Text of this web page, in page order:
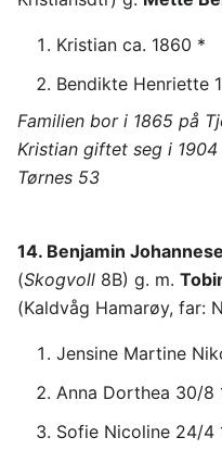
Kristian ca. 1860 *
Bendikte Henriette
Familien bor i 1865 på
Kristian giftet seg i 1904
Tørnes 53
14. Benjamin
(Skogvoll 8B) g. m.
(Kaldvåg Hamarøy, far:
Jensine Martine
Anna Dorthea 30/8
Sofie Nicoline 24/4